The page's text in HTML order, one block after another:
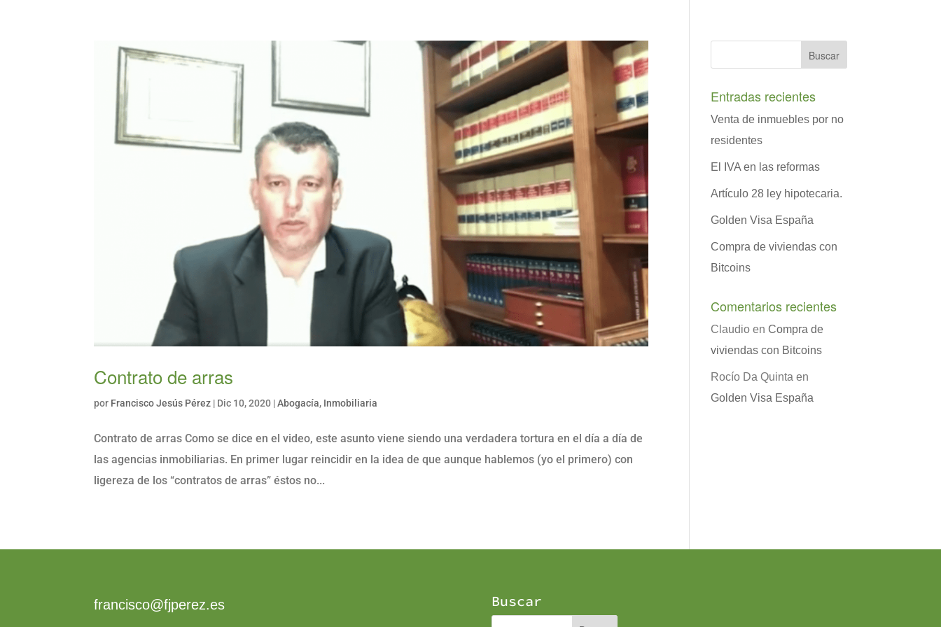
Contrato de arras
por Francisco Jesús Pérez | Dic 10, 2020 |Abogacía, Inmobiliaria
Contrato de arras Como se dice en el video, este asunto viene siendo una verdadera tortura en el día a día de
las agencias inmobiliarias. En primer lugar reincidir en la idea de que aunque hablemos (yo el primero) con
ligereza de los “contratos de arras” éstos no...
Entradas recientes
Venta de inmuebles por no
residentes
El IVA en las reformas
Artículo 28 ley hipotecaria.
Golden Visa España
Compra de viviendas con
Bitcoins
Comentarios recientes
Claudio enCompra de
viviendas con Bitcoins
Rocío Da Quinta en
Golden Visa España
francisco@fjperez.es Buscar